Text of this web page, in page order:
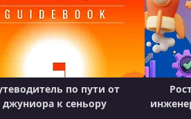
по пути от
джуниора к сеньору